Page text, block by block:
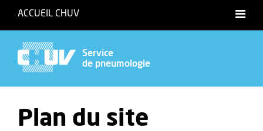
ACCUEIL CHUV
Service
de pneumologie
Plan du site